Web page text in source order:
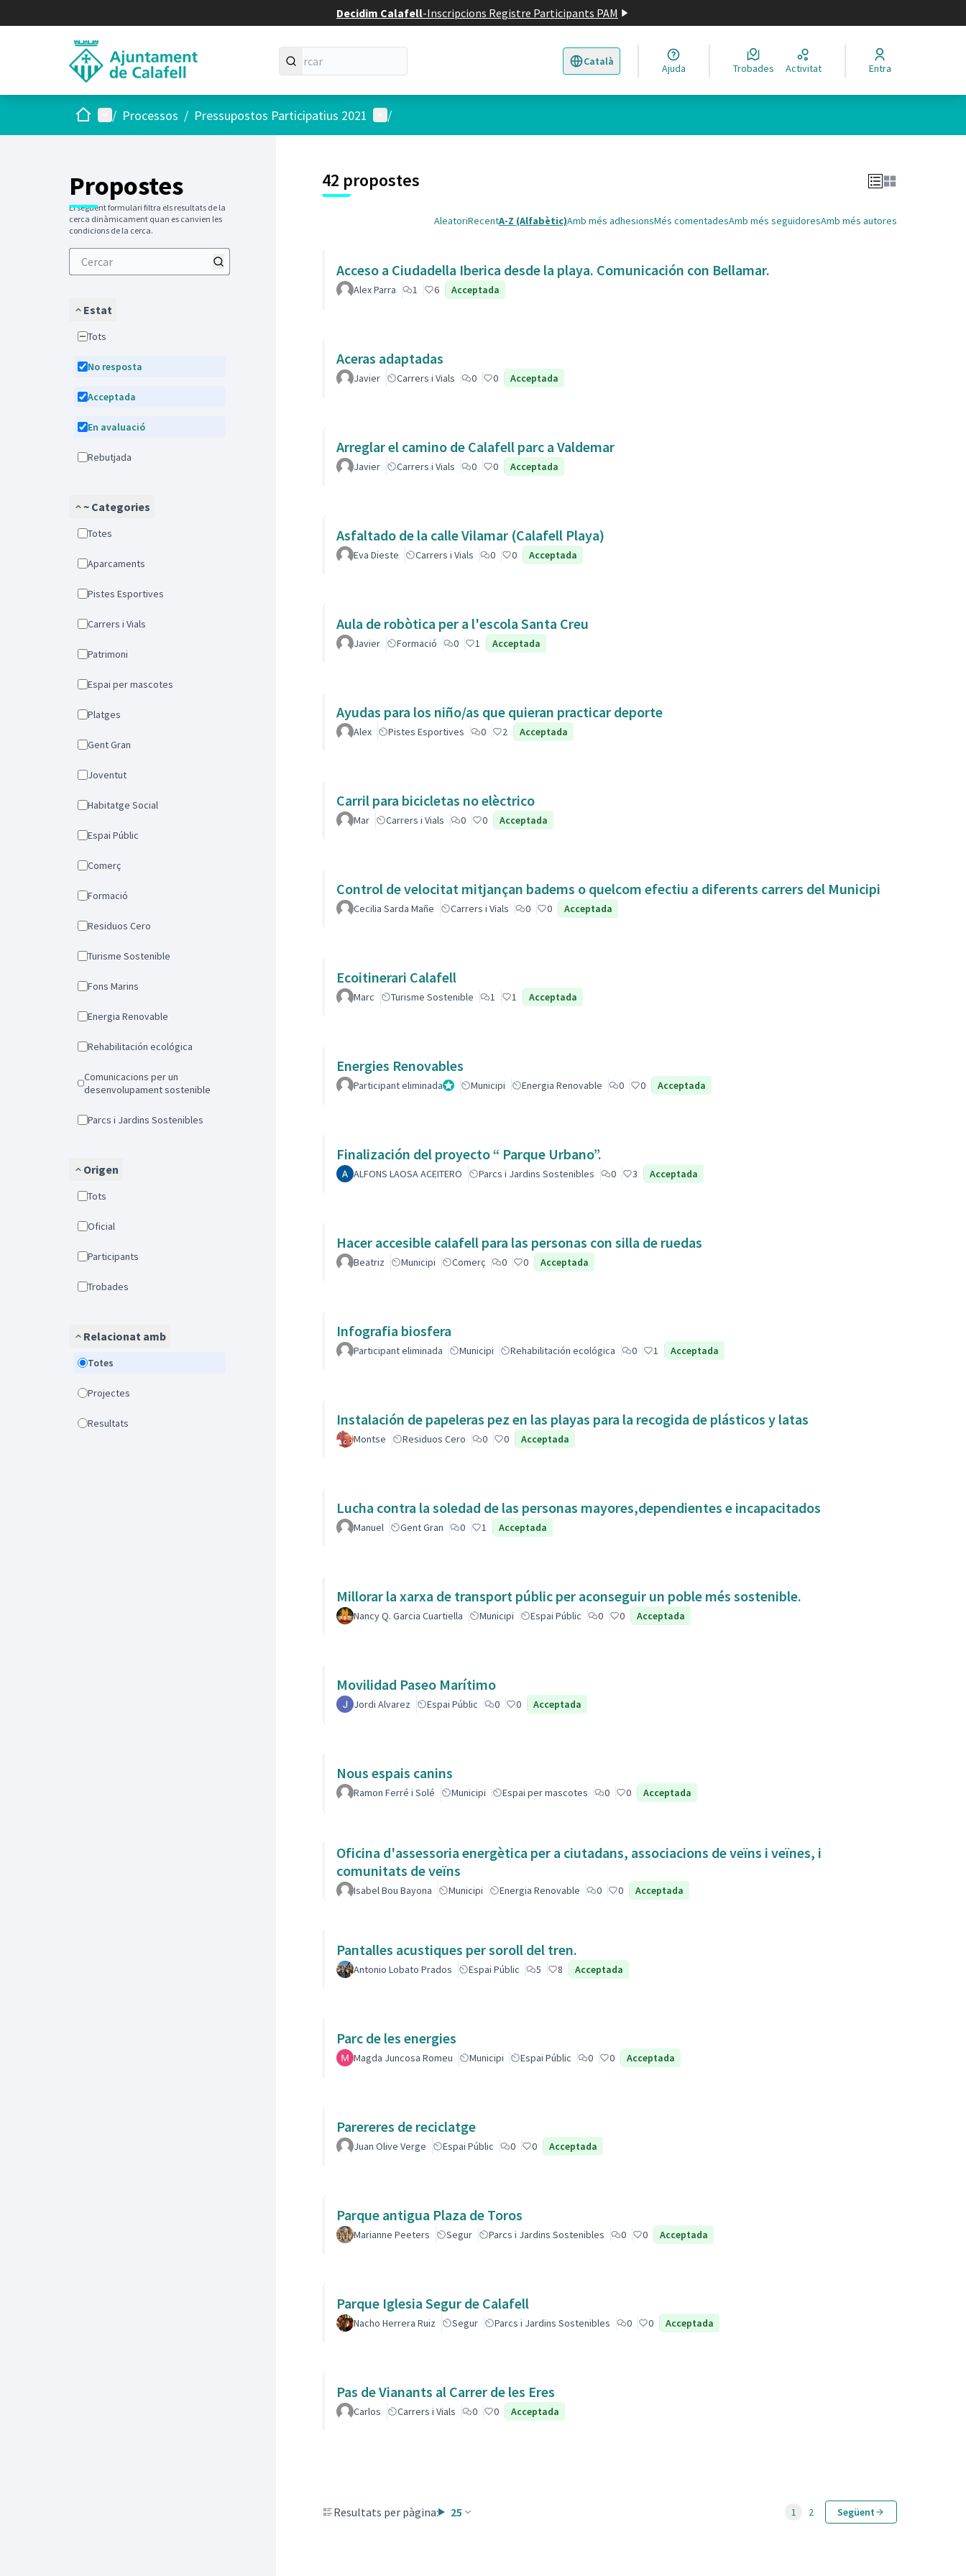
Decidim Calafell-Inscripcions Registre Participants PAM
Català
Triar la llengua Elegir el idioma
Ajuda Trobades Activitat Entra
Inici Menú principal
/ Processos / Pressupostos Participatius 2021 Menú d'usuari
/
Propostes
El següent formulari filtra els resultats de la
cerca dinàmicament quan es canvien les
condicions de la cerca.
Estat
Tots
No resposta
Acceptada
En avaluació
Rebutjada
~ Categories
Totes
Aparcaments
Pistes Esportives
Carrers i Vials
Patrimoni
Espai per mascotes
Platges
Gent Gran
Joventut
Habitatge Social
Espai Públic
Comerç
Formació
Residuos Cero
Turisme Sostenible
Fons Marins
Energia Renovable
Rehabilitación ecológica
Comunicacions per un
desenvolupament sostenible
Parcs i Jardins Sostenibles
Origen
Tots
Oficial
Participants
Trobades
Relacionat amb
Totes
Projectes
Resultats
3
42 propostes
AleatoriRecentA-Z (Alfabètic)Amb més adhesionsMés comentadesAmb més seguidoresAmb més autores
Acceso a Ciudadella Iberica desde la playa. Comunicación con Bellamar.
Alex Parra 1 6 Acceptada
Aceras adaptadas
Javier Carrers i Vials 0 0 Acceptada
Arreglar el camino de Calafell parc a Valdemar
Javier Carrers i Vials 0 0 Acceptada
Asfaltado de la calle Vilamar (Calafell Playa)
Eva Dieste Carrers i Vials 0 0 Acceptada
Aula de robòtica per a l'escola Santa Creu
Javier Formació 0 1 Acceptada
Ayudas para los niño/as que quieran practicar deporte
Alex Pistes Esportives 0 2 Acceptada
Carril para bicicletas no elèctrico
Mar Carrers i Vials 0 0 Acceptada
Control de velocitat mitjançan badems o quelcom efectiu a diferents carrers del Municipi
Cecilia Sarda Mañe Carrers i Vials 0 0 Acceptada
Ecoitinerari Calafell
Marc Turisme Sostenible 1 1 Acceptada
Energies Renovables
Participant eliminadaAdministrador
Municipi Energia Renovable 0 0 Acceptada
Finalización del proyecto “ Parque Urbano”.
ALFONS LAOSA ACEITERO Parcs i Jardins Sostenibles 0 3 Acceptada
Hacer accesible calafell para las personas con silla de ruedas
Beatriz Municipi Comerç 0 0 Acceptada
Infografia biosfera
Participant eliminada Municipi Rehabilitación ecológica 0 1 Acceptada
Instalación de papeleras pez en las playas para la recogida de plásticos y latas
Montse Residuos Cero 0 0 Acceptada
Lucha contra la soledad de las personas mayores,dependientes e incapacitados
Manuel Gent Gran 0 1 Acceptada
Millorar la xarxa de transport públic per aconseguir un poble més sostenible.
Nancy Q. Garcia Cuartiella Municipi Espai Públic 0 0 Acceptada
Movilidad Paseo Marítimo
Jordi Alvarez Espai Públic 0 0 Acceptada
Nous espais canins
Ramon Ferré i Solé Municipi Espai per mascotes 0 0 Acceptada
Oficina d'assessoria energètica per a ciutadans, associacions de veïns i veïnes, i
comunitats de veïns
Isabel Bou Bayona Municipi Energia Renovable 0 0 Acceptada
Pantalles acustiques per soroll del tren.
Antonio Lobato Prados Espai Públic 5 8 Acceptada
Parc de les energies
Magda Juncosa Romeu Municipi Espai Públic 0 0 Acceptada
Parereres de reciclatge
Juan Olive Verge Espai Públic 0 0 Acceptada
Parque antigua Plaza de Toros
Marianne Peeters Segur Parcs i Jardins Sostenibles 0 0 Acceptada
Parque Iglesia Segur de Calafell
Nacho Herrera Ruiz Segur Parcs i Jardins Sostenibles 0 0 Acceptada
Pas de Vianants al Carrer de les Eres
Carlos Carrers i Vials 0 0 Acceptada
Resultats per pàgina: 25 1 2 Següent